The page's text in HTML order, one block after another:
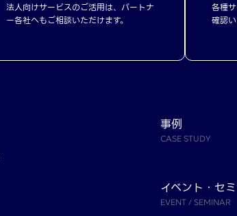
法人向けサービスのご活用は、パートナ
ー各社へもご相談いただけます。
各種
確認い
事例
CASE STUDY
イベント・セ
EVENT / SEMINAR